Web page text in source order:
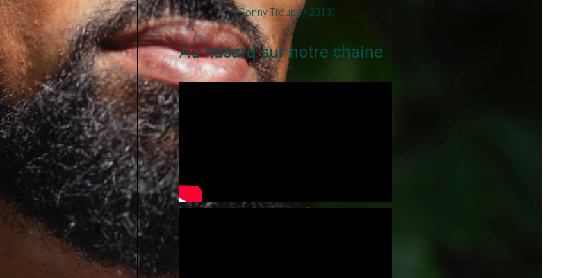
(Sonny Troupé / 2013)
Au hasard sur notre chaine